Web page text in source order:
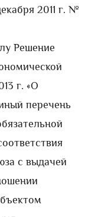
2011 г. №
Решение
г. «О
перечень
с выдачей